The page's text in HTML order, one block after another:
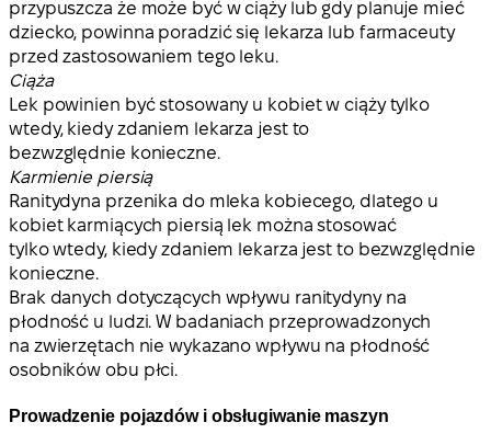
przypuszcza że może być w ciąży lub gdy planuje mieć
dziecko, powinna poradzić się lekarza lub farmaceuty
przed zastosowaniem tego leku.
Ciąża
Lek powinien być stosowany u kobiet w ciąży tylko
wtedy, kiedy zdaniem lekarza jest to
bezwzględnie konieczne.
Karmienie piersią
Ranitydyna przenika do mleka kobiecego, dlatego u
kobiet karmiących piersią lek można stosować
tylko wtedy, kiedy zdaniem lekarza jest to bezwzględnie
konieczne.
Brak danych dotyczących wpływu ranitydyny na
płodność u ludzi. W badaniach przeprowadzonych
na zwierzętach nie wykazano wpływu na płodność
osobników obu płci.
Prowadzenie pojazdów i obsługiwanie maszyn